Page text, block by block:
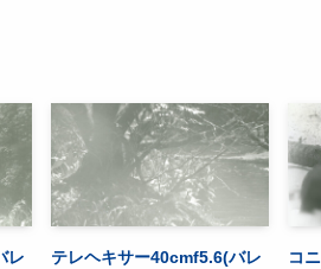
レ
テレヘキサー40cmf5.6(バレ
コ